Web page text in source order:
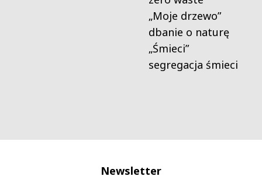
„Moje drzewo”
dbanie o naturę
„Śmieci”
segregacja śmieci
Newsletter